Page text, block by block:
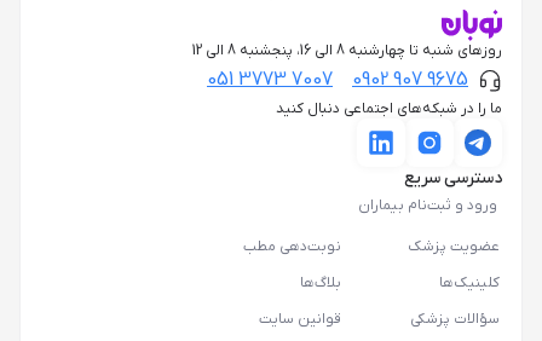
روزهای شنبه تا چهارشنبه 8 الی 16، پنجشنبه 8 الی 12
0902 907 9675
051 3773 7007
ما را در شبکه‌های اجتماعی دنبال کنید
دسترسی سریع
ورود و ثبت‌نام بیماران
عضویت پزشک
نوبت‌دهی مطب
کلینیک‌ها
بلاگ‌ها
سؤالات پزشکی
قوانین سایت